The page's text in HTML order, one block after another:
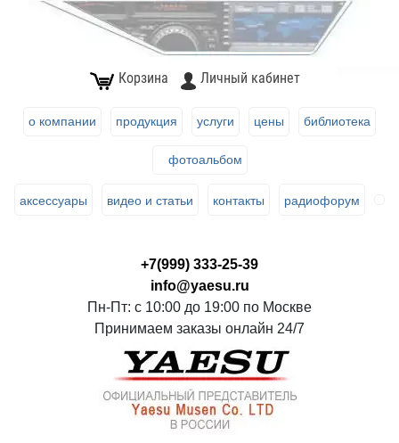
Корзина Личный кабинет
о компании продукция услуги цены библиотека
фотоальбом
аксессуары видео и статьи контакты радиофорум
+7(999) 333-25-39
info@yaesu.ru
Пн-Пт: с 10:00 до 19:00 по Москве
Принимаем заказы онлайн 24/7